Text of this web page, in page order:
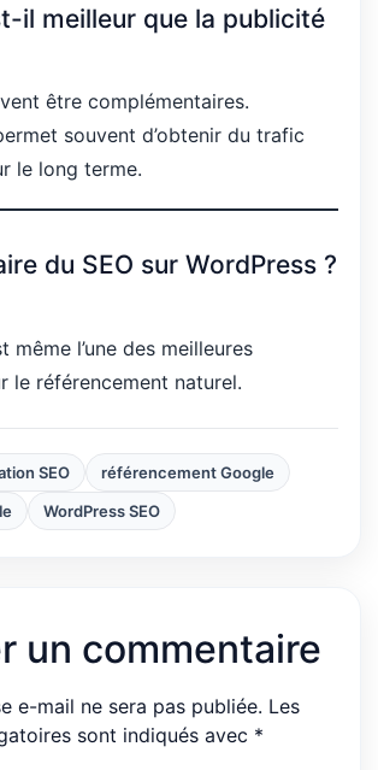
il meilleur que la publicité
être complémentaires.
souvent d’obtenir du trafic
le long terme.
du SEO sur WordPress ?
même l’une des meilleures
le référencement naturel.
SEO
référencement Google
WordPress SEO
un commentaire
e-mail ne sera pas publiée. Les
sont indiqués avec *